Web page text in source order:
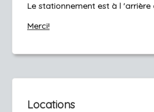
Le stationnement est à l 'arrière
Merci!
Locations